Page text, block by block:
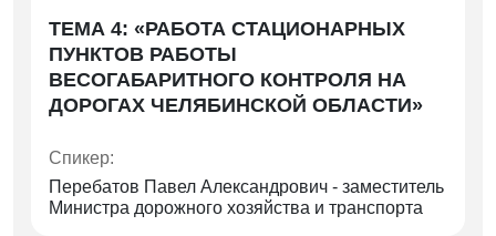
ТЕМА 4: «РАБОТА СТАЦИОНАРНЫХ
ПУНКТОВ РАБОТЫ
ВЕСОГАБАРИТНОГО КОНТРОЛЯ НА
ДОРОГАХ ЧЕЛЯБИНСКОЙ ОБЛАСТИ»
Спикер:
Перебатов Павел Александрович - заместитель
Министра дорожного хозяйства и транспорта